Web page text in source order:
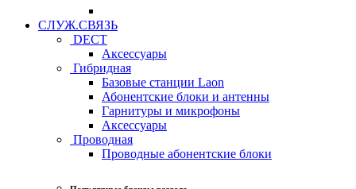
СЛУЖ.СВЯЗЬ
DECT
Аксессуары
Гибридная
Базовые станции Laon
Абонентские блоки и антенны
Гарнитуры и микрофоны
Аксессуары
Проводная
Проводные абонентские блоки